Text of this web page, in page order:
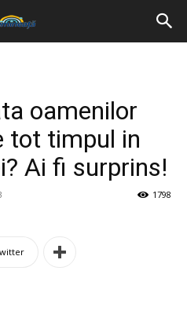
oamenilor
tot timpul in
Ai fi surprins!
1798